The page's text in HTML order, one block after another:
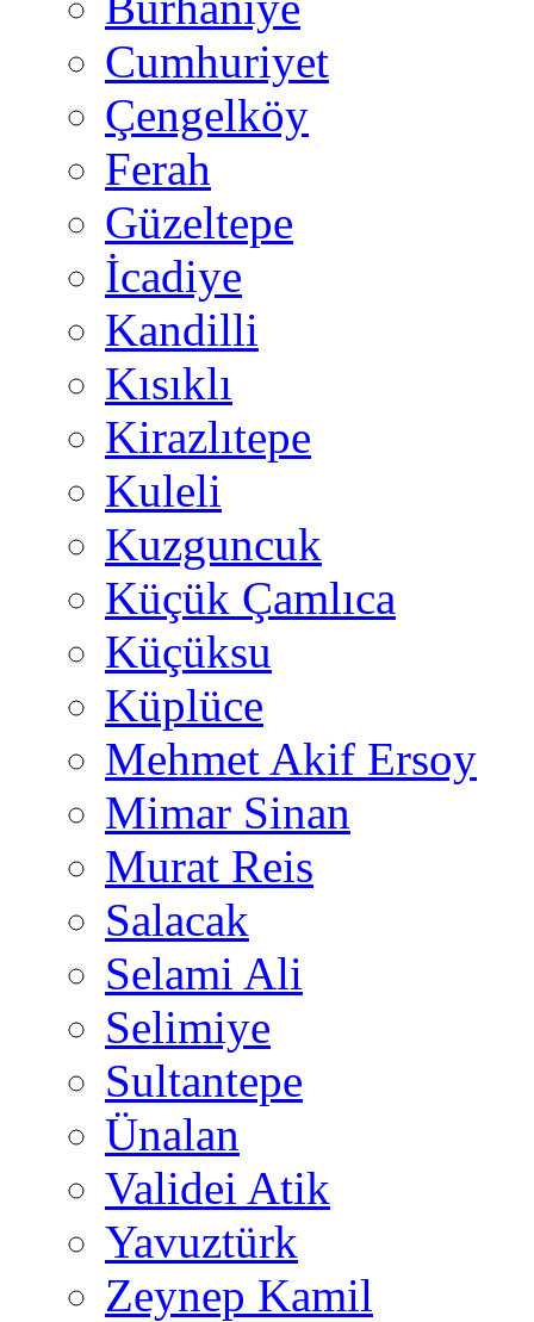
Cumhuriyet
Çengelköy
Ferah
Güzeltepe
İcadiye
Kandilli
Kısıklı
Kirazlıtepe
Kuleli
Kuzguncuk
Küçük Çamlıca
Küçüksu
Küplüce
Mehmet Akif Ersoy
Mimar Sinan
Murat Reis
Salacak
Selami Ali
Selimiye
Sultantepe
Ünalan
Validei Atik
Yavuztürk
Zeynep Kamil